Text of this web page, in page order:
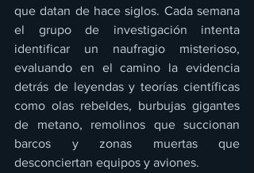
que datan de hace siglos. Cada semana
el grupo de investigación intenta
identificar un naufragio misterioso,
evaluando en el camino la evidencia
detrás de leyendas y teorías científicas
como olas rebeldes, burbujas gigantes
de metano, remolinos que succionan
barcos y zonas muertas que
desconciertan equipos y aviones.